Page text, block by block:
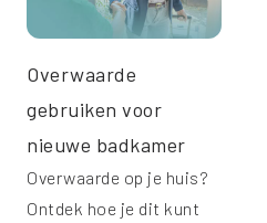
Overwaarde
gebruiken voor
nieuwe badkamer
Overwaarde op je huis?
Ontdek hoe je dit kunt